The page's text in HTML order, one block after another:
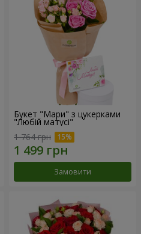
Букет "Мари" з цукерками
"Любій матусі"
1 764 грн
Замовити